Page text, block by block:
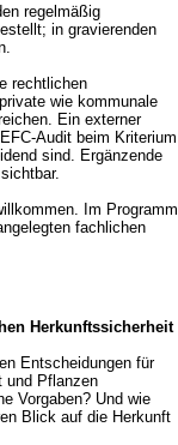
regelmäßig
in gravierenden
rechtlichen
wie kommunale
Ein externer
beim Kriterium
sind. Ergänzende
Im Programm
fachlichen
Herkunftssicherheit
Entscheidungen für
und Pflanzen
Vorgaben? Und wie
Blick auf die Herkunft